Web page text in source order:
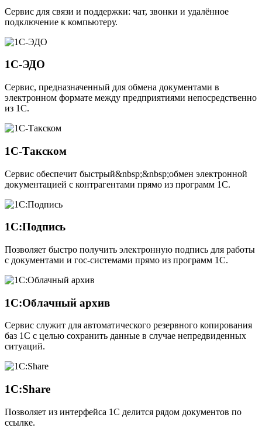
Сервис для связи и поддержки: чат, звонки и удалённое
подключение к компьютеру.
1С-ЭДО
Сервис, предназначенный для обмена документами в
электронном формате между предприятиями непосредственно
из 1С.
1C-Такском
Сервис обеспечит быстрый&nbsp;&nbsp;обмен электронной
документацией с контрагентами прямо из программ 1С.
1С:Подпись
Позволяет быстро получить электронную подпись для работы
с документами и гос-системами прямо из программ 1С.
1С:Облачный архив
Сервис служит для автоматического резервного копирования
баз 1С с целью сохранить данные в случае непредвиденных
ситуаций.
1C:Share
Позволяет из интерфейса 1С делится рядом документов по
ссылке.